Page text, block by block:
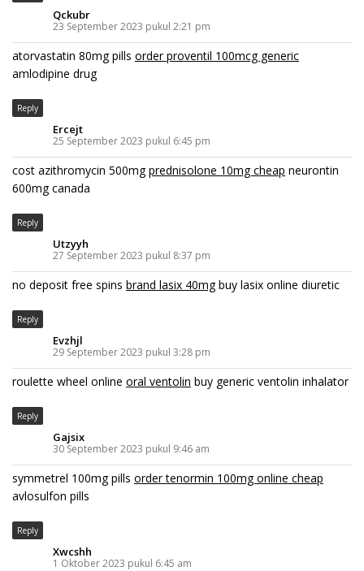
Qckubr
23 September 2023 pukul 2:21 pm
atorvastatin 80mg pills order proventil 100mcg generic
amlodipine drug
Reply
Ercejt
25 September 2023 pukul 6:45 pm
cost azithromycin 500mgprednisolone 10mg cheap neurontin
600mg canada
Reply
Utzyyh
27 September 2023 pukul 8:37 pm
no deposit free spins brand lasix 40mgbuy lasix online diuretic
Reply
Evzhjl
29 September 2023 pukul 3:28 pm
roulette wheel online oral ventolin buy generic ventolin inhalator
Reply
Gajsix
30 September 2023 pukul 9:46 am
symmetrel 100mg pills order tenormin 100mg online cheap
avlosulfon pills
Reply
Xwcshh
1 Oktober 2023 pukul 6:45 am